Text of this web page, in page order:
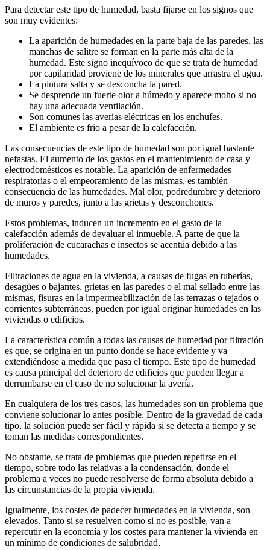
Para detectar este tipo de humedad, basta fijarse en los signos que
son muy evidentes:
La aparición de humedades en la parte baja de las paredes, las
manchas de salitre se forman en la parte más alta de la
humedad. Este signo inequívoco de que se trata de humedad
por capilaridad proviene de los minerales que arrastra el agua.
La pintura salta y se desconcha la pared.
Se desprende un fuerte olor a húmedo y aparece moho si no
hay una adecuada ventilación.
Son comunes las averías eléctricas en los enchufes.
El ambiente es frio a pesar de la calefacción.
Las consecuencias de este tipo de humedad son por igual bastante
nefastas. El aumento de los gastos en el mantenimiento de casa y
electrodomésticos es notable. La aparición de enfermedades
respiratorias o el empeoramiento de las mismas, es también
consecuencia de las humedades. Mal olor, podredumbre y deterioro
de muros y paredes, junto a las grietas y desconchones.
Estos problemas, inducen un incremento en el gasto de la
calefacción además de devaluar el inmueble. A parte de que la
proliferación de cucarachas e insectos se acentúa debido a las
humedades.
Filtraciones de agua en la vivienda, a causas de fugas en tuberías,
desagües o bajantes, grietas en las paredes o el mal sellado entre las
mismas, fisuras en la impermeabilización de las terrazas o tejados o
corrientes subterráneas, pueden por igual originar humedades en las
viviendas o edificios.
La característica común a todas las causas de humedad por filtración
es que, se origina en un punto donde se hace evidente y va
extendiéndose a medida que pasa el tiempo. Este tipo de humedad
es causa principal del deterioro de edificios que pueden llegar a
derrumbarse en el caso de no solucionar la avería.
En cualquiera de los tres casos, las humedades son un problema que
conviene solucionar lo antes posible. Dentro de la gravedad de cada
tipo, la solución puede ser fácil y rápida si se detecta a tiempo y se
toman las medidas correspondientes.
No obstante, se trata de problemas que pueden repetirse en el
tiempo, sobre todo las relativas a la condensación, donde el
problema a veces no puede resolverse de forma absoluta debido a
las circunstancias de la propia vivienda.
Igualmente, los costes de padecer humedades en la vivienda, son
elevados. Tanto si se resuelven como si no es posible, van a
repercutir en la economía y los costes para mantener la vivienda en
un mínimo de condiciones de salubridad.